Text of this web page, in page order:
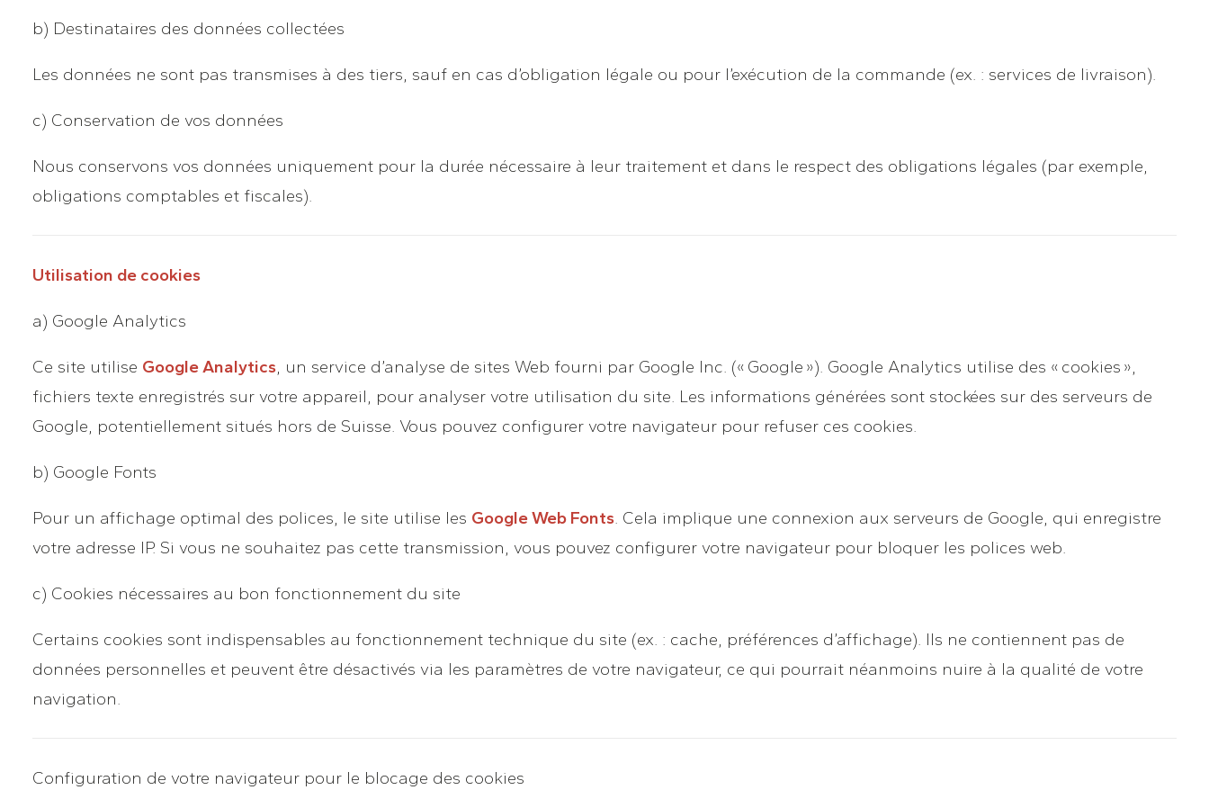
b) Destinataires des données collectées
Les données ne sont pas transmises à des tiers, sauf en cas d’obligation légale ou pour l’exécution de la commande (ex. : services de livraison).
c) Conservation de vos données
Nous conservons vos données uniquement pour la durée nécessaire à leur traitement et dans le respect des obligations légales (par exemple,
obligations comptables et fiscales).
Utilisation de cookies
a) Google Analytics
Ce site utilise Google Analytics, un service d’analyse de sites Web fourni par Google Inc. (« Google »). Google Analytics utilise des « cookies »,
fichiers texte enregistrés sur votre appareil, pour analyser votre utilisation du site. Les informations générées sont stockées sur des serveurs de
Google, potentiellement situés hors de Suisse. Vous pouvez configurer votre navigateur pour refuser ces cookies.
b) Google Fonts
Pour un affichage optimal des polices, le site utilise les Google Web Fonts. Cela implique une connexion aux serveurs de Google, qui enregistre
votre adresse IP. Si vous ne souhaitez pas cette transmission, vous pouvez configurer votre navigateur pour bloquer les polices web.
c) Cookies nécessaires au bon fonctionnement du site
Certains cookies sont indispensables au fonctionnement technique du site (ex. : cache, préférences d’affichage). Ils ne contiennent pas de
données personnelles et peuvent être désactivés via les paramètres de votre navigateur, ce qui pourrait néanmoins nuire à la qualité de votre
navigation.
Configuration de votre navigateur pour le blocage des cookies